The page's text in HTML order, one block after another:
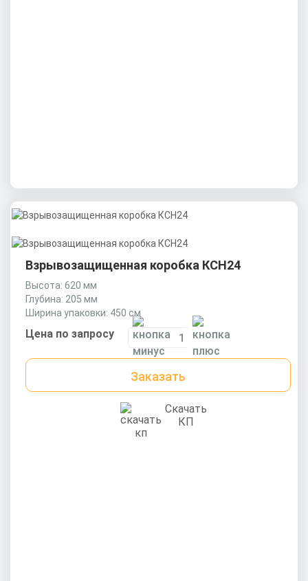
Взрывозащищенная коробка КСН24
Высота: 620 мм
Глубина: 205 мм
Ширина упаковки: 450 см
Цена по запросу
Заказать
Скачать
КП